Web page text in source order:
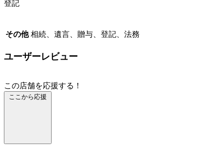
登記
その他 相続、遺言、贈与、登記、法務
ユーザーレビュー
この店舗を応援する！
ここから応援